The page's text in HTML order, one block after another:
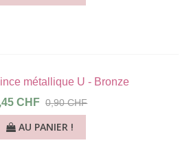
métallique U - Bronze
CHF 0,90 CHF
AU PANIER !